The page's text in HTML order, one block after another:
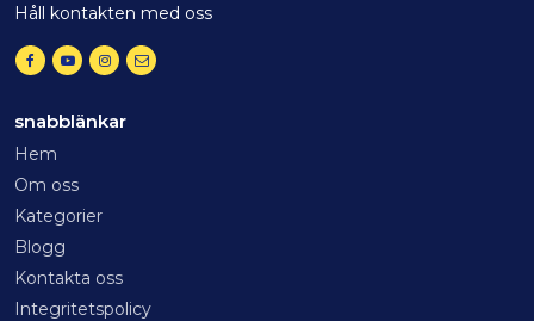
Håll kontakten med oss
snabblänkar
Hem
Om oss
Kategorier
Blogg
Kontakta oss
Integritetspolicy